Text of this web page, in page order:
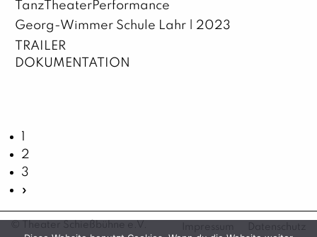
TanzTheaterPerformance
Georg-Wimmer Schule Lahr | 2023
TRAILER
DOKUMENTATION
2
3
»
© Theater Schießbühne e.V. Impressum Datenschutz